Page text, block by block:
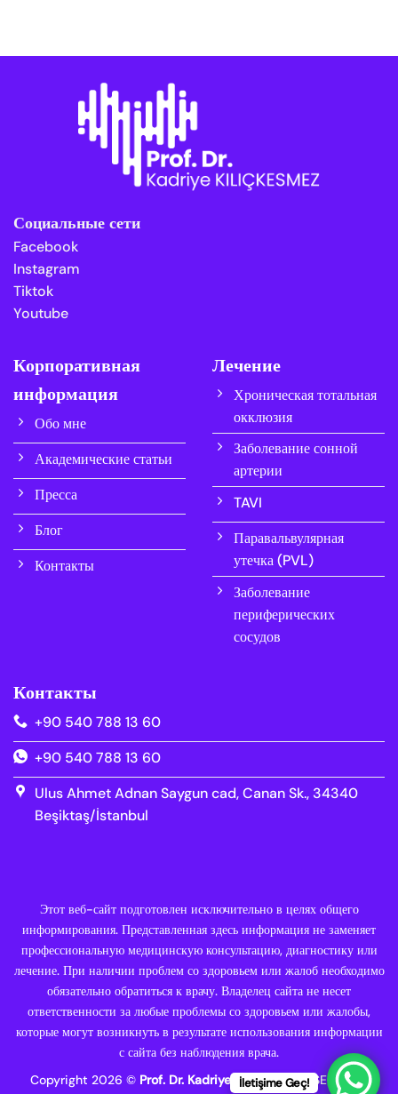
Социальные сети
Facebook
Instagram
Tiktok
Youtube
Корпоративная
информация
Обо мне
Академические статьи
Пресса
Блог
Контакты
Лечение
Хроническая тотальная
окклюзия
Заболевание сонной
артерии
TAVI
Паравальвулярная
утечка (PVL)
Заболевание
периферических
сосудов
Контакты
+90 540 788 13 60
+90 540 788 13 60
Ulus Ahmet Adnan Saygun cad, Canan Sk., 34340
Beşiktaş/İstanbul
Этот веб-сайт подготовлен исключительно в целях общего
информирования. Представленная здесь информация не заменяет
профессиональную медицинскую консультацию, диагностику или
лечение. При наличии проблем со здоровьем или жалоб необходимо
обязательно обратиться к врачу. Владелец сайта не несет
ответственности за любые проблемы со здоровьем или жалобы,
которые могут возникнуть в результате использования информации
с сайта без наблюдения врача.
Copyright 2026 © Prof. Dr. Kadriye KILIÇKESMEZ SEO/Web
İletişime Geç!